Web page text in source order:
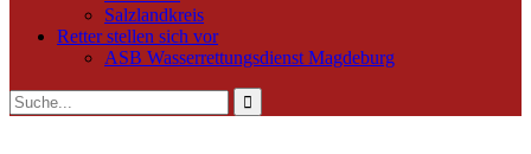
Salzlandkreis
Retter stellen sich vor
ASB Wasserrettungsdienst Magdeburg